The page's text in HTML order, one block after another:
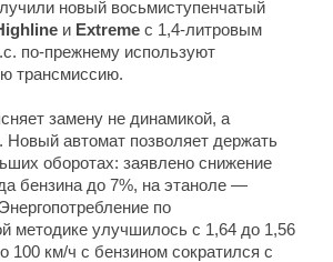
новый восьмиступенчатый
и Extreme с 1,4-литровым
по-прежнему используют
трансмиссию.
замену не динамикой, а
автомат позволяет держать
оборотах: заявлено снижение
бензина до 7%, на этаноле —
по
методике улучшилось с 1,64 до 1,56
100 км/ч с бензином сократился с